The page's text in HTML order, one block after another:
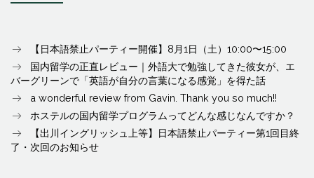
【日本語禁止パーティー開催】8月1日（土）10:00〜15:00
国内留学の正直レビュー｜外語大で勉強してきた彼女が、エ
バーグリーンで「英語が自分の言葉になる感覚」を得た話
a wonderful review from Gavin. Thank you so much!!
ホステルの国内留学プログラムってどんな感じなんですか？
【出川イングリッシュ上等】日本語禁止パーティー第1回目終
了・次回のお知らせ